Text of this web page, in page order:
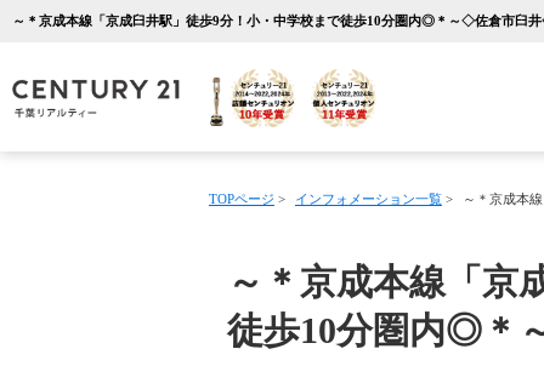
TOPページ > インフォメーション一覧 > ～＊京成本
～＊京成本線「京
徒歩10分圏内◎＊